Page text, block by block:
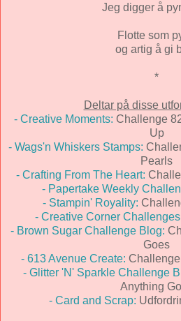
Jeg digger å
Flotte som
og artig å gi
*
Deltar på disse
- Creative Moments: Challenge
Up
- Wags'n Whiskers Stamps:
Pearls
- Crafting From The Heart:
- Papertake Weekly
- Stampin' Royality:
- Creative Corner
- Brown Sugar Challenge Blog:
Goes
- 613 Avenue Create:
- Glitter 'N' Sparkle Challenge
Anything
- Card and Scrap: